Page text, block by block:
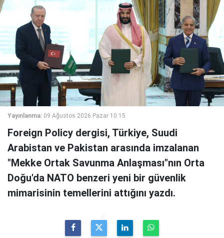
Yayınlanma: 09 Ağustos 2026 Pazar 10:15
Foreign Policy dergisi, Türkiye, Suudi
Arabistan ve Pakistan arasında imzalanan
"Mekke Ortak Savunma Anlaşması"nın Orta
Doğu'da NATO benzeri yeni bir güvenlik
mimarisinin temellerini attığını yazdı.